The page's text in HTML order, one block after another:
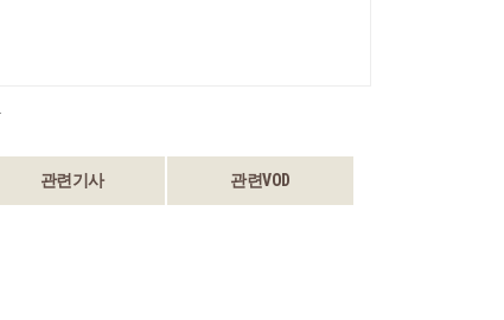
관련기사 관련VOD